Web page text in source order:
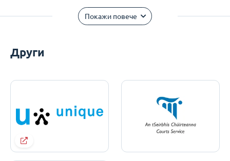
Покажи повече
Други